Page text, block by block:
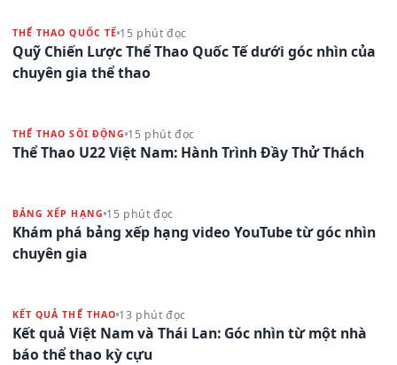
THỂ THAO QUỐC TẾ 15 phút đọc
Quỹ Chiến Lược Thể Thao Quốc Tế dưới góc nhìn của
chuyên gia thể thao
THỂ THAO SÔI ĐỘNG 15 phút đọc
Thể Thao U22 Việt Nam: Hành Trình Đầy Thử Thách
BẢNG XẾP HẠNG 15 phút đọc
Khám phá bảng xếp hạng video YouTube từ góc nhìn
chuyên gia
KẾT QUẢ THỂ THAO 13 phút đọc
Kết quả Việt Nam và Thái Lan: Góc nhìn từ một nhà
báo thể thao kỳ cựu